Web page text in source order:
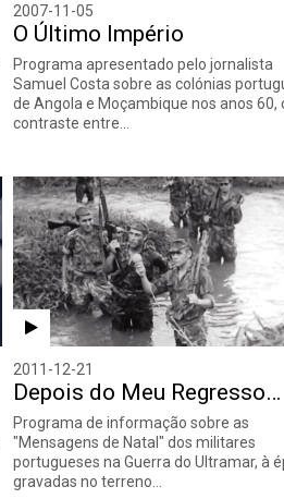
2007-11-05
O Último Império
Programa apresentado pelo jornalista
Samuel Costa sobre as colónias
de Angola e Moçambique nos anos 60,
contraste entre…
2011-12-21
Depois do Meu Regresso…
Programa de informação sobre as
"Mensagens de Natal" dos militares
portugueses na Guerra do Ultramar, à
gravadas no terreno…